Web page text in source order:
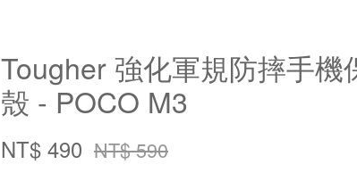
Tougher 強化軍規防摔手機
殼 - POCO M3
NT$ 490 NT$ 590